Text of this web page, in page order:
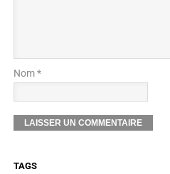
Nom *
TAGS